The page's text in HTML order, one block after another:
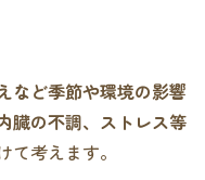
など季節や環境の影響
臓の不調、ストレス等
て考えます。